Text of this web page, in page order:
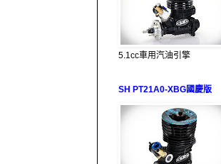
5.1cc車用汽油引擎
SH PT21A0-XBG國慶版